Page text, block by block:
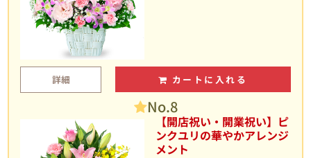
詳細 カートに入れる
No.8
【開店祝い・開業祝い】ピ
ンクユリの華やかアレンジ
メント